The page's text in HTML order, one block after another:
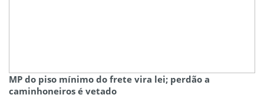
MP do piso mínimo do frete vira lei; perdão a
caminhoneiros é vetado